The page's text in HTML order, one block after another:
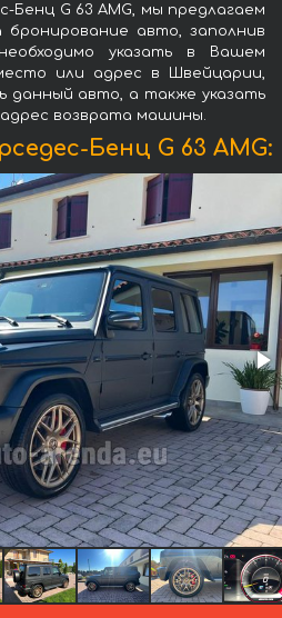
Бенц G 63 AMG, мы предлагаем
авто, заполнив
указать в Вашем
или адрес в Швейцарии,
данный авто, а также указать
возврата машины.
Бенц G 63 AMG: